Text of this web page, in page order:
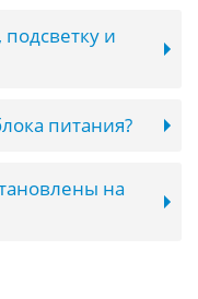
и
питания?
на